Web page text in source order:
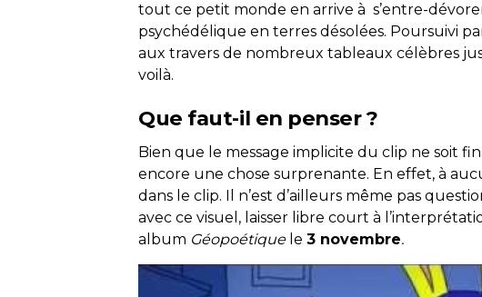
tout ce petit monde en arrive à s’entre-
psychédélique en terres désolées. Poursuivi
aux travers de nombreux tableaux célèbres
voilà.
Que faut-il en penser ?
Bien que le message implicite du clip ne soit
encore une chose surprenante. En effet, à
dans le clip. Il n’est d’ailleurs même pas
avec ce visuel, laisser libre court à
album Géopoétiquele 3 novembre.